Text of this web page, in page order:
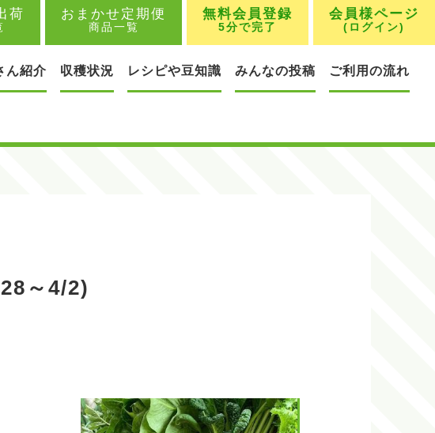
ん紹介 収穫状況 レシピや豆知識 みんなの投稿 ご利用の流れ
荷 おまかせ定期便
商品一覧
無料会員登録
5分で完了
会員様ページ
(ログイン)
～4/2)